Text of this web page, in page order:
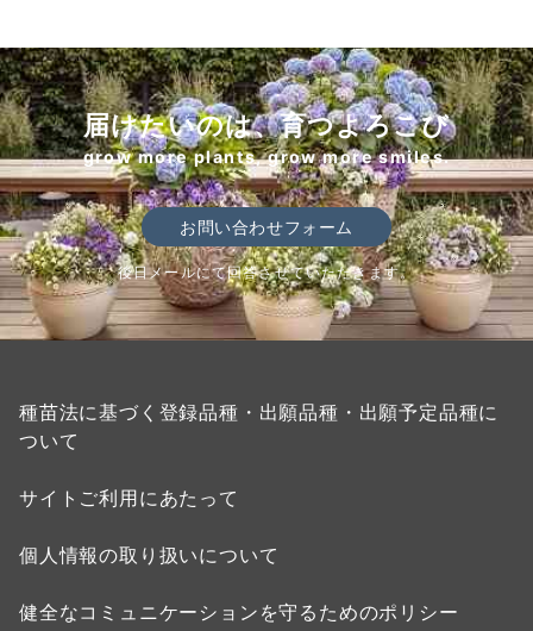
届けたいのは、育つよろこび
grow more plants, grow more smiles.
お問い合わせフォーム
後日メールにて回答させていただきます。
種苗法に基づく登録品種・出願品種・出願予定品種に
ついて
サイトご利用にあたって
個人情報の取り扱いについて
健全なコミュニケーションを守るためのポリシー